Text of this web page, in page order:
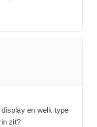
en welk type
zit?